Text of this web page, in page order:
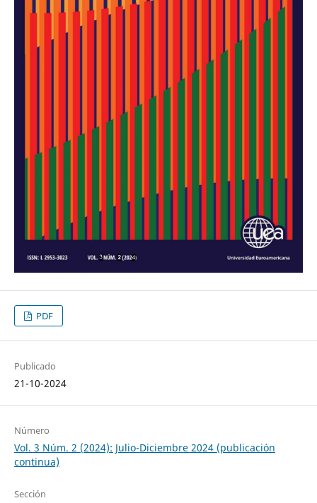
PDF
Publicado
21-10-2024
Número
Vol. 3 Núm. 2 (2024): Julio-Diciembre 2024 (publicación
continua)
Sección